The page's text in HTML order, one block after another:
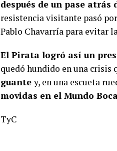
después de un pase atrás
resistencia visitante pasó
Pablo Chavarría para evitar
El Pirata logró así un
quedó hundido en una crisis
guantey, en una escueta
movidas en el Mundo
TyC